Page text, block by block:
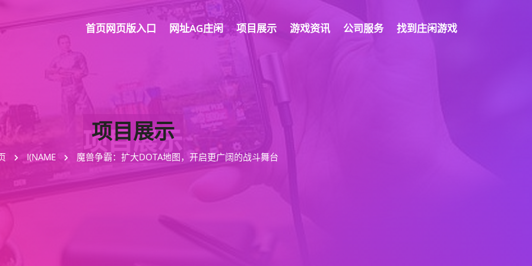
首页网页版入口 网址AG庄闲 项目展示 游戏资讯 公司服务 找到庄闲游戏
项目展示
I(NAME 魔兽争霸：扩大DOTA地图，开启更广阔的战斗舞台